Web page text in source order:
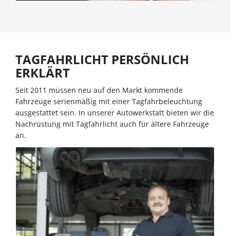
TAGFAHRLICHT PERSÖNLICH
ERKLÄRT
Seit 2011 müssen neu auf den Markt kommende
Fahrzeuge serienmäßig mit einer Tagfahrbeleuchtung
ausgestattet sein. In unserer Autowerkstatt bieten wir die
Nachrüstung mit Tagfahrlicht auch für ältere Fahrzeuge
an.